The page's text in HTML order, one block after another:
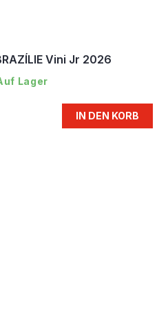
Vini Jr 2026
Lager
IN DEN KORB